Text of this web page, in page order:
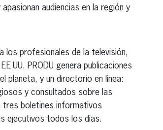
audiencias en la región y
los profesionales de la televisión,
UU. PRODU genera publicaciones
planeta, y un directorio en línea:
y consultados sobre las
tres boletines informativos
ejecutivos todos los días.